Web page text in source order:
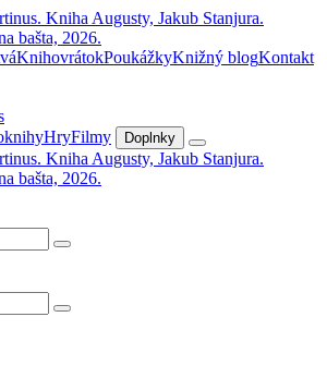
KnihovrátokPoukážkyKnižný blogKontakt
HryFilmy Doplnky